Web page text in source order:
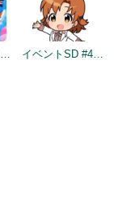
イベントSD #403